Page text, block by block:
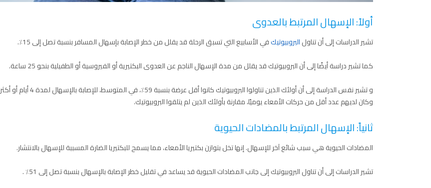
أولاً: الإسهال المرتبط بالعدوى
تشير الدراسات إلى أن تناولالبروبيوتيكفي الأسابيع التي تسبق الرحلة قد يقلل من خطر الإصابة بإسهال المسافر بنسبة تصل إلى 15٪.
كما تشير دراسة أيضًا إلى أن البروبيوتيك قد يقلل من مدة الإسهال الناجم عن العدوى البكتيرية أو الفيروسية أو الطفيلية بنحو 25 ساعة.
و تشير نفس الدراسة إلى أن أولئك الذين تناولوا البروبيوتيك كانوا أقل عرضة بنسبة 59٪، في المتوسط، للإصابة بالإسهال لمدة 4 أيام أو أكثر
وكان لديهم عدد أقل من حركات الأمعاء يوميًا، مقارنة بأولئك الذين لم يتلقوا البروبيوتيك.
ثانياً: الإسهال المرتبط بالمضادات الحيوية
المضادات الحيوية هي سبب شائع آخر للإسهال. إنها تخل بتوازن بكتيريا الأمعاء، مما يسمح للبكتيريا الضارة المسببة للإسهال بالانتشار.
تشير الدراسات إلى أن تناول البروبيوتيك إلى جانب المضادات الحيوية قد يساعد في تقليل خطر الإصابة بالإسهال بنسبة تصل إلى 51٪ .